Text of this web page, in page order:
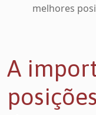
melhores
A